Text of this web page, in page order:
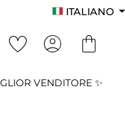
ITALIANO
VENDITORE ✨